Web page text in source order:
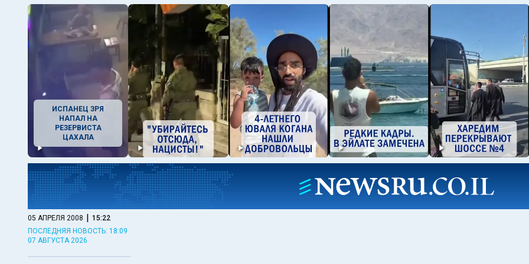
ИСПАНЕЦ ЗРЯ
НАПАЛ НА
РЕЗЕРВИСТА
ЦАХАЛА
05 АПРЕЛЯ 2008 | 15:22
ПОСЛЕДНЯЯ НОВОСТЬ: 18:09
07 АВГУСТА 2026